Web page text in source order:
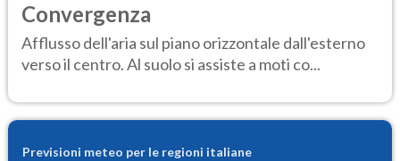
Convergenza
Afflusso dell'aria sul piano orizzontale dall'esterno
verso il centro. Al suolo si assiste a moti co...
Previsioni meteo per le regioni italiane